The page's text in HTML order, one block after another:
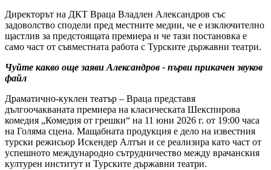
Директорът на ДКТ Враца Владлен Александров със
задоволство сподели пред местните медии, че е изключително
щастлив за предстоящата премиера и че тази постановка е
само част от съвместната работа с Турските държавни театри.
Чуйте какво още заяви Александров - първи прикачен звуков
файл
Драматично-куклен театър – Враца представя
дългоочакваната премиера на класическата Шекспирова
комедия „Комедия от грешки“ на 11 юни 2026 г. от 19:00 часа
на Голяма сцена. Мащабната продукция е дело на известния
турски режисьор Искендер Алтън и се реализира като част от
успешното международно сътрудничество между врачанския
културен институт и Турските държавни театри.